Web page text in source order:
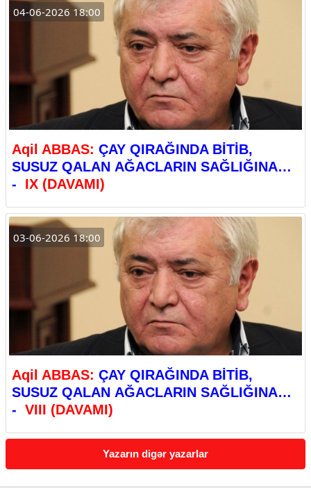
04-06-2026 18:00
Aqil ABBAS: ÇAY QIRAĞINDA BİTİB,
SUSUZ QALAN AĞACLARIN SAĞLIĞINA…
- IX (DAVAMI)
03-06-2026 18:00
Aqil ABBAS: ÇAY QIRAĞINDA BİTİB,
SUSUZ QALAN AĞACLARIN SAĞLIĞINA…
- VIII (DAVAMI)
Yazarın digər yazarlar